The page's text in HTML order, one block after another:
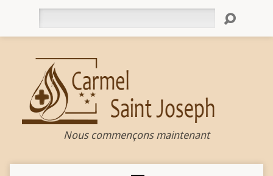
Nous commençons maintenant